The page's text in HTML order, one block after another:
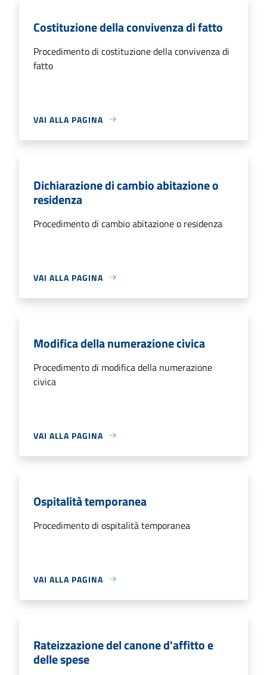
Costituzione della convivenza di fatto
Procedimento di costituzione della convivenza di
fatto
VAI ALLA PAGINA
Dichiarazione di cambio abitazione o
residenza
Procedimento di cambio abitazione o residenza
VAI ALLA PAGINA
Modifica della numerazione civica
Procedimento di modifica della numerazione
civica
VAI ALLA PAGINA
Ospitalità temporanea
Procedimento di ospitalità temporanea
VAI ALLA PAGINA
Rateizzazione del canone d'affitto e
delle spese